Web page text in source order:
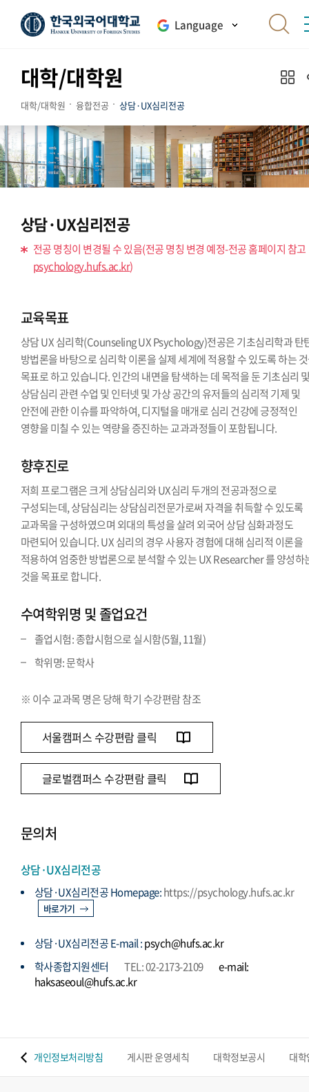
Language
대학/대학원
대학/대학원 융합전공 상담·UX심리전공
상담·UX심리전공
전공 명칭이 변경될 수 있음(전공 명칭 변경 예정-전공 홈페이지 참고
psychology.hufs.ac.kr)
교육목표
상담 UX 심리학(Counseling UX Psychology)전공은 기초심리학과 탄
방법론을 바탕으로 심리학 이론을 실제 세계에 적용할 수 있도록 하는
목표로 하고 있습니다. 인간의 내면을 탐색하는 데 목적을 둔 기초심리
상담심리 관련 수업 및 인터넷 및 가상 공간의 유저들의 심리적 기제 및
안전에 관한 이슈를 파악하여, 디지털을 매개로 심리 건강에 긍정적인
영향을 미칠 수 있는 역량을 증진하는 교과과정들이 포함됩니다.
향후진로
저희 프로그램은 크게 상담심리와 UX심리 두개의 전공과정으로
구성되는데, 상담심리는 상담심리전문가로써 자격을 취득할 수 있도록
교과목을 구성하였으며 외대의 특성을 살려 외국어 상담 심화과정도
마련되어 있습니다. UX 심리의 경우 사용자 경험에 대해 심리적 이론을
적용하여 엄중한 방법론으로 분석할 수 있는 UX Researcher 를 양성하
것을 목표로 합니다.
수여학위명 및 졸업요건
졸업시험: 종합시험으로 실시함(5월, 11월)
학위명: 문학사
※ 이수 교과목 명은 당해 학기 수강편람 참조
서울캠퍼스 수강편람 클릭
글로벌캠퍼스 수강편람 클릭
문의처
상담·UX심리전공
상담·UX심리전공 Homepage:https://psychology.hufs.ac.kr
바로가기
상담·UX심리전공 E-mail :psych@hufs.ac.kr
학사종합지원센터
TEL: 02-2173-2109
e-mail:
haksaseoul@hufs.ac.kr
개인정보처리방침 게시판 운영세칙 대학정보공시 대